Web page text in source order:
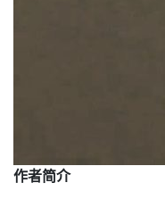
作者简介